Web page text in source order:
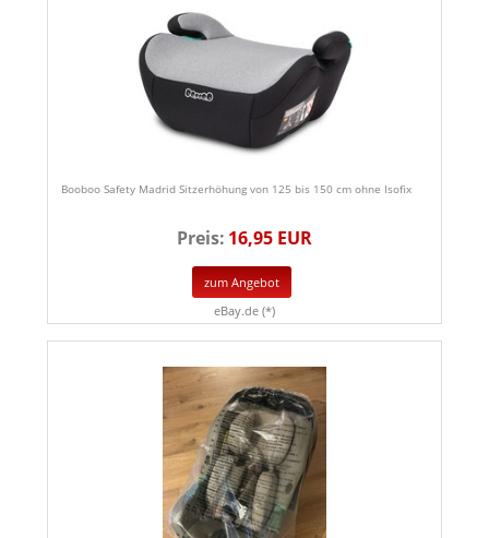
Booboo Safety Madrid Sitzerhöhung von 125 bis 150 cm ohne Isofix
Preis: 16,95 EUR
zum Angebot
eBay.de (*)